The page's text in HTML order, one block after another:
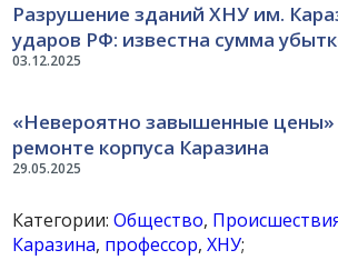
03.12.2025
Разрушение зданий ХНУ им.
ударов РФ: известна сумма
29.05.2025
«Невероятно завышенные
ремонте корпуса Каразина
Категории:Общество,
Каразина, профессор,ХНУ;